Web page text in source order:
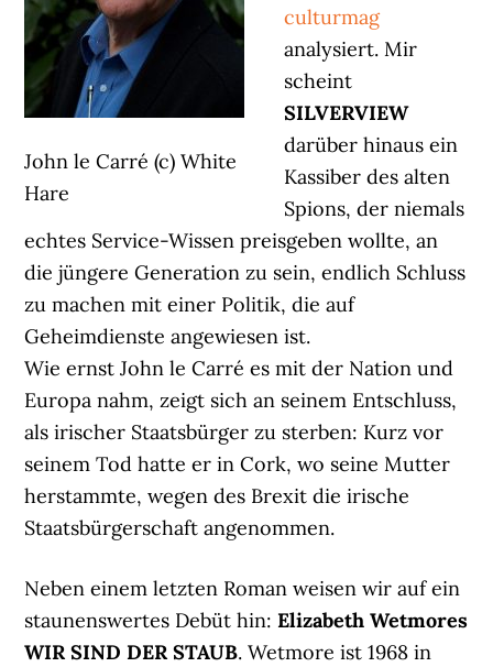
John le Carré (c) White
Hare
culturmag
analysiert. Mir
scheint
SILVERVIEW
darüber hinaus ein
Kassiber des alten
Spions, der niemals
echtes Service-Wissen preisgeben wollte, an
die jüngere Generation zu sein, endlich Schluss
zu machen mit einer Politik, die auf
Geheimdienste angewiesen ist.
Wie ernst John le Carré es mit der Nation und
Europa nahm, zeigt sich an seinem Entschluss,
als irischer Staatsbürger zu sterben: Kurz vor
seinem Tod hatte er in Cork, wo seine Mutter
herstammte, wegen des Brexit die irische
Staatsbürgerschaft angenommen.
Neben einem letzten Roman weisen wir auf ein
staunenswertes Debüt hin:Elizabeth Wetmores
WIR SIND DER STAUB. Wetmore ist 1968 in